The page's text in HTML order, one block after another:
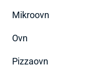
Mikroovn
Ovn
Pizzaovn